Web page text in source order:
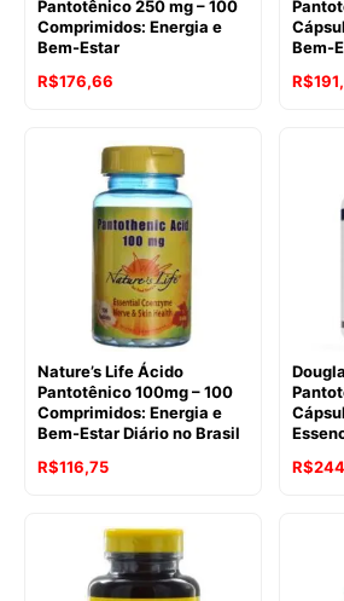
Pantotênico 250 mg – 100
Comprimidos: Energia e
Bem-Estar
R$176,66
Bem-
R$
Nature’s Life Ácido
Pantotênico 100mg – 100
Comprimidos: Energia e
Bem-Estar Diário no Brasil
R$116,75
R$